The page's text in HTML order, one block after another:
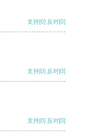
支持[0] 反对[0]
支持[0] 反对[0]
支持[0] 反对[0]